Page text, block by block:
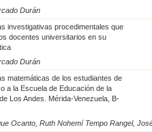
Durán
investigativas procedimentales que
docentes universitarios en su
Durán
matemáticas de los estudiantes de
a la Escuela de Educación de la
Los Andes. Mérida-Venezuela, B-
Ocanto, Ruth Nohemí Tempo Rangel,